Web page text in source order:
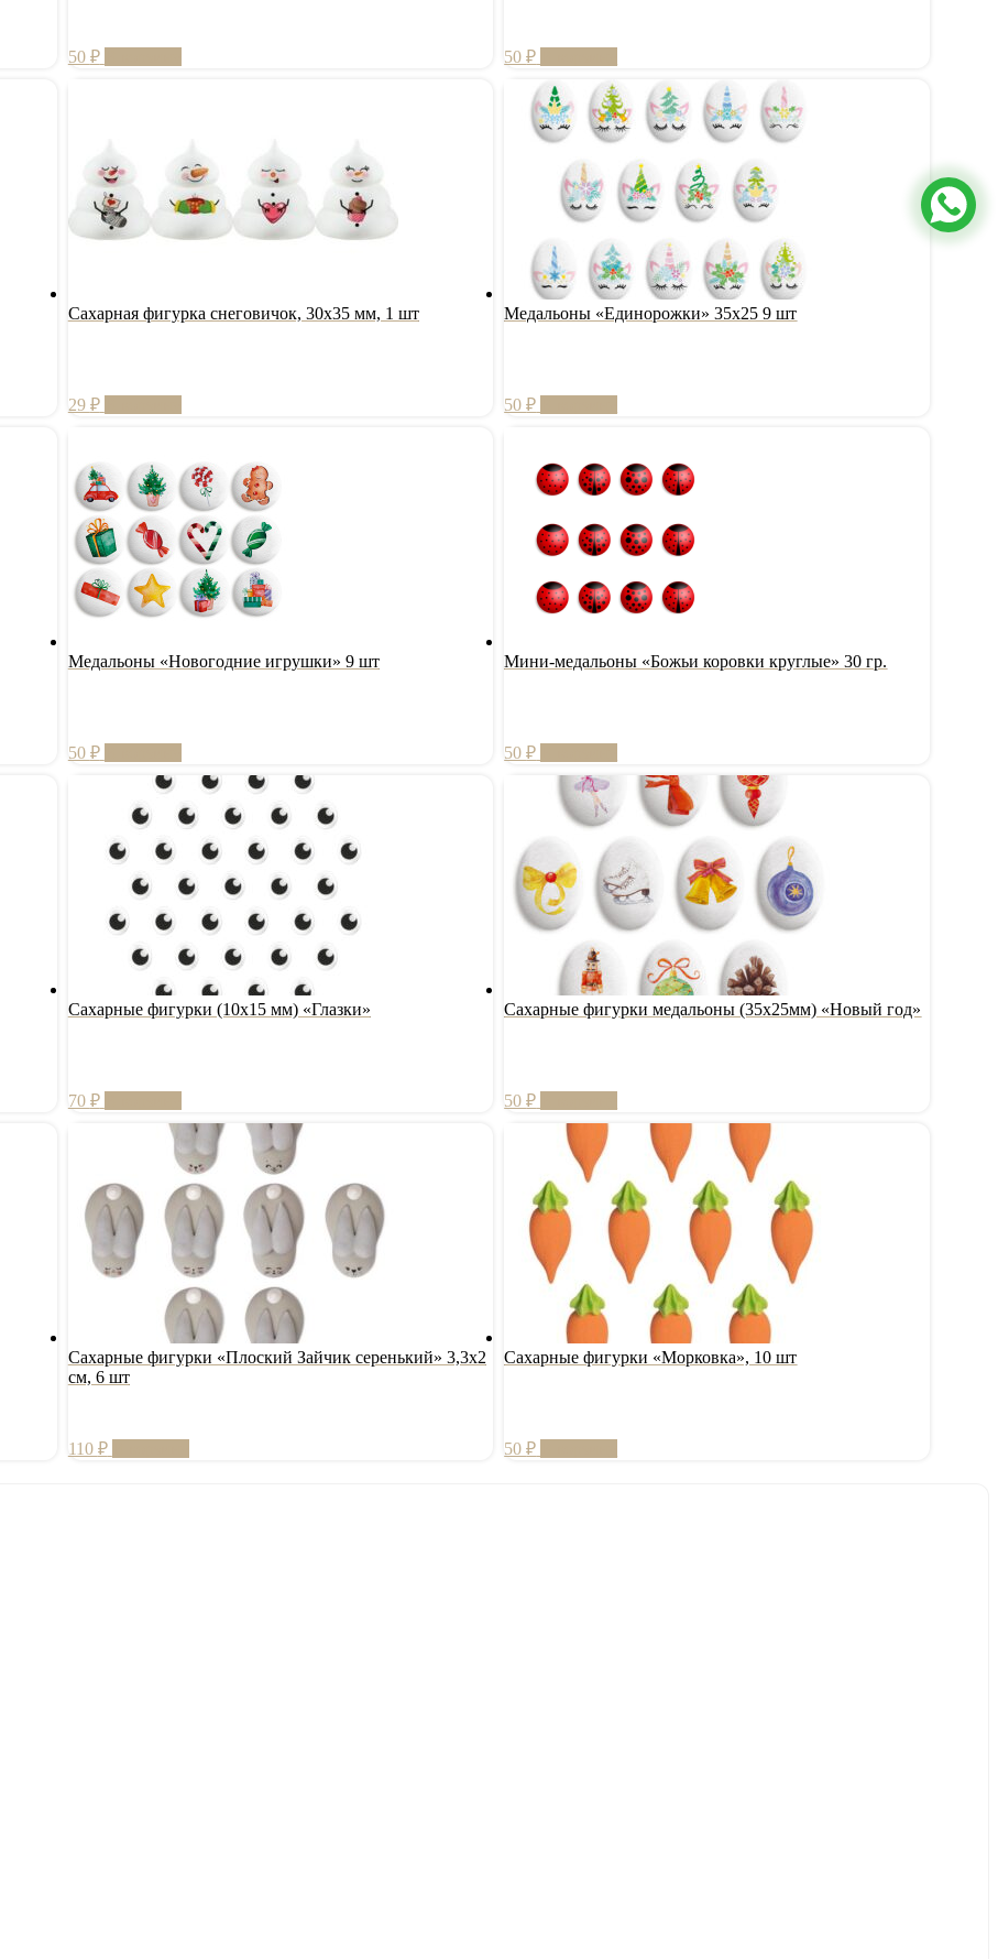
50 ₽ 50₽
Сахарная фигурка снеговичок, 30х35 мм, 1 шт
29 ₽
Медальоны «Единорожки» 35х25 9 шт
50₽
Медальоны «Новогодние игрушки» 9 шт
50 ₽
Мини-медальоны «Божьи коровки круглые» 30 гр.
50₽
Сахарные фигурки (10х15 мм) «Глазки»
70 ₽
Сахарные фигурки медальоны (35х25мм) «Новый год»
50₽
Сахарные фигурки «Плоский Зайчик серенький» 3,3х2
см, 6 шт
110 ₽
Сахарные фигурки «Морковка», 10 шт
50₽